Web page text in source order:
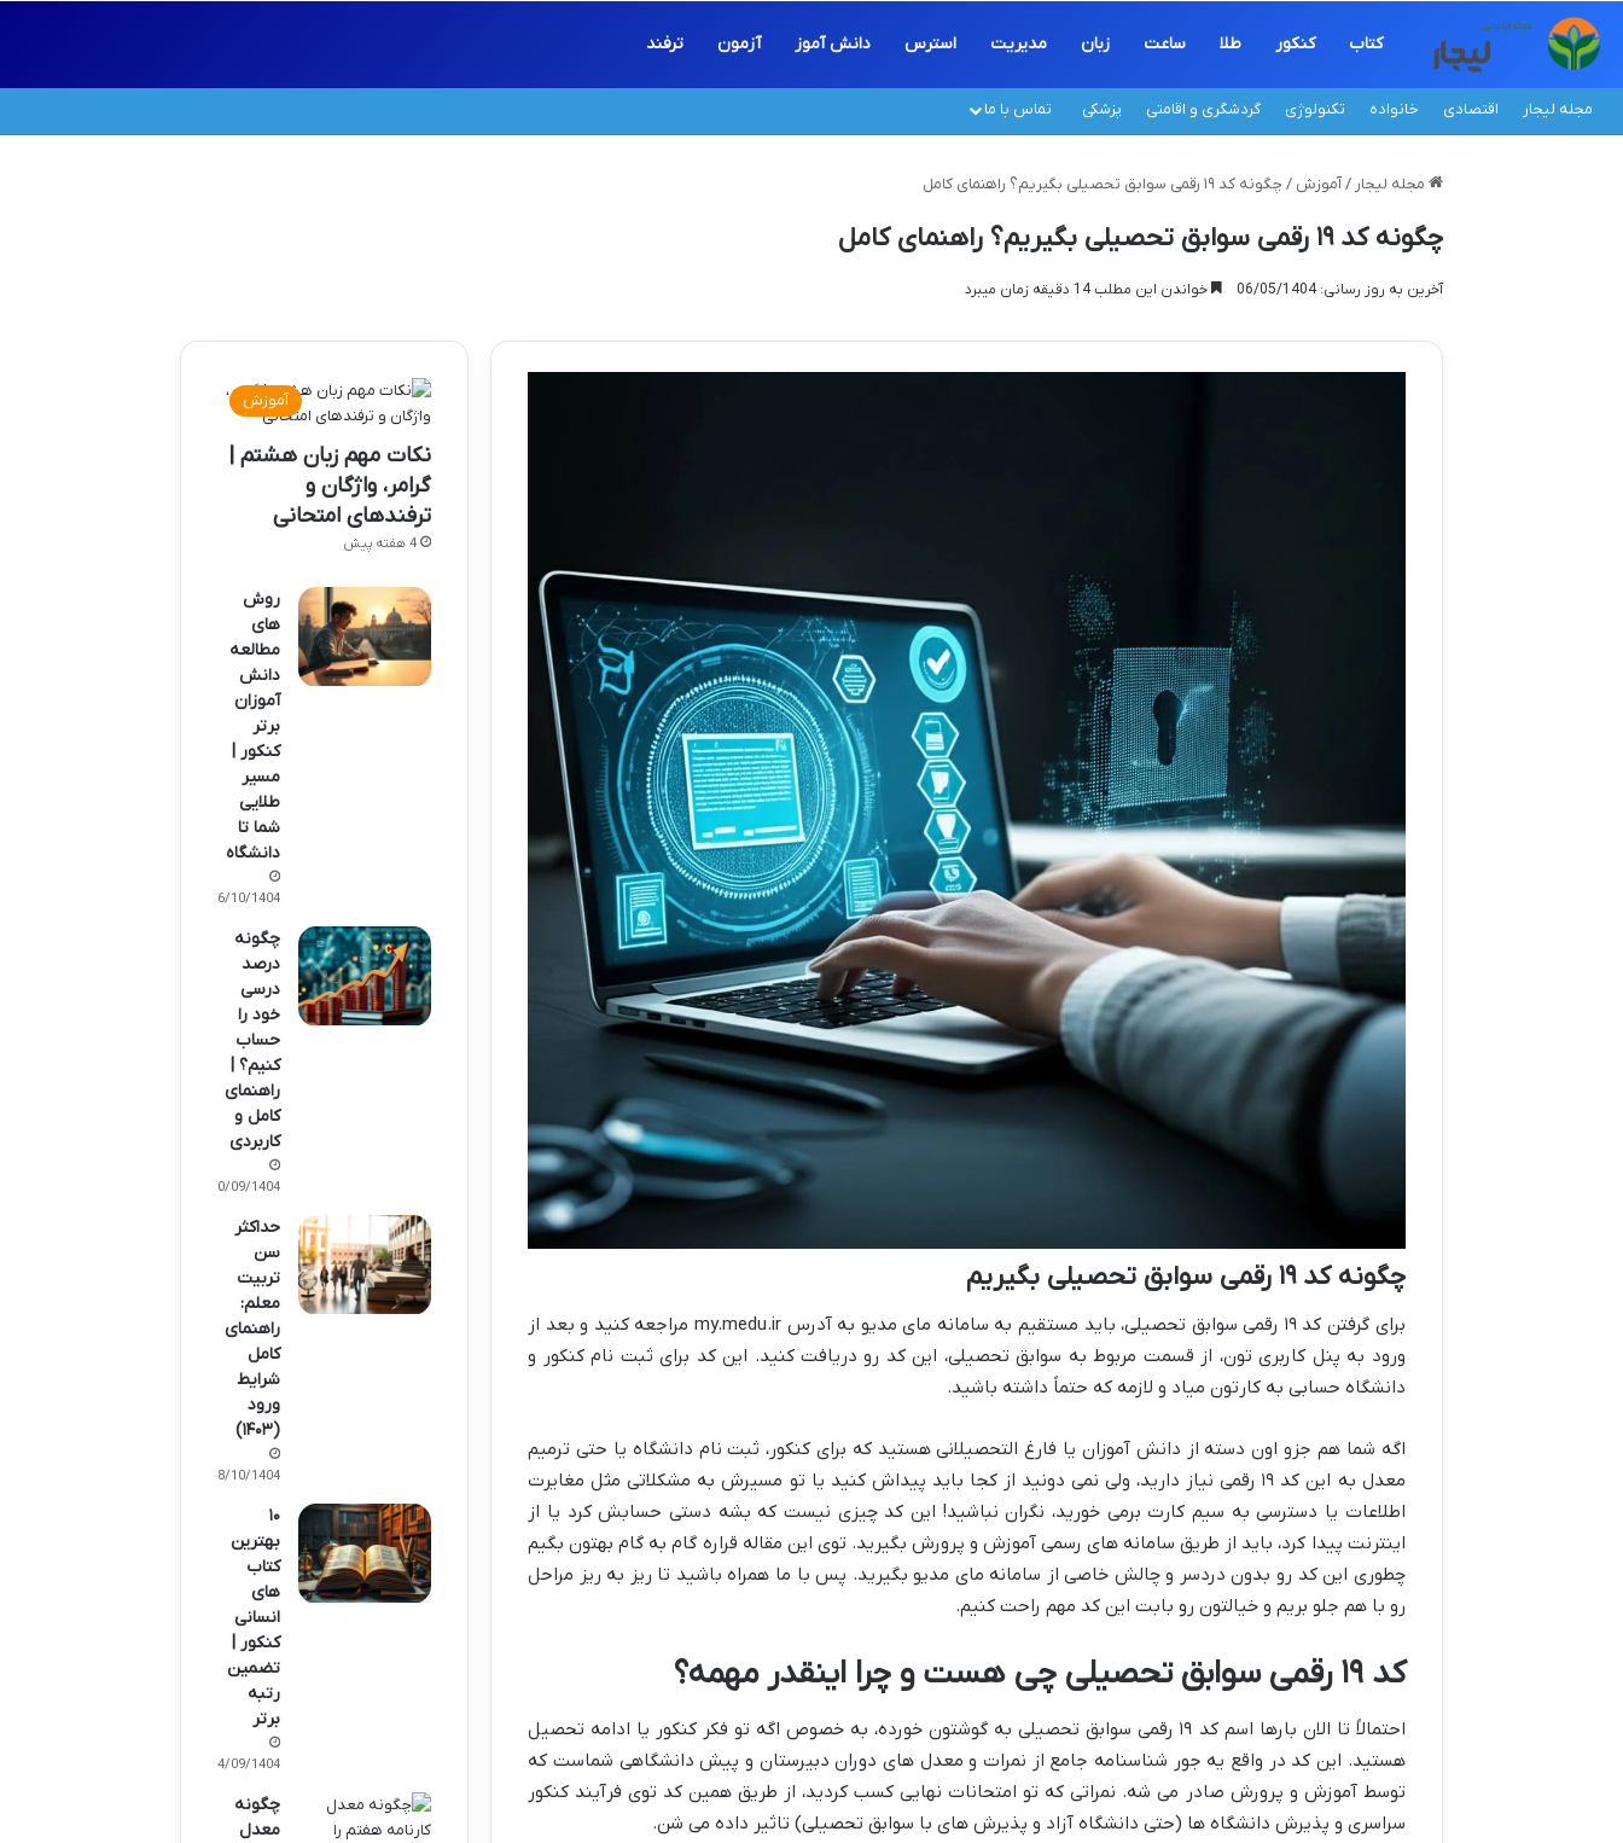
کتاب کنکور طلا ساعت زبان مدیریت استرس دانش آموز آزمون ترفند
مجله لیجار اقتصادی خانواده تکنولوژی گردشگری و اقامتی پزشکی تماس با ما
مجله لیجار / آموزش / چگونه کد ۱۹ رقمی سوابق تحصیلی بگیریم؟ راهنمای کامل
چگونه کد ۱۹ رقمی سوابق تحصیلی بگیریم؟ راهنمای کامل
آخرین به روز رسانی: 06/05/1404 خواندن این مطلب 14 دقیقه زمان میبرد
چگونه کد ۱۹ رقمی سوابق تحصیلی بگیریم
برای گرفتن کد ۱۹ رقمی سوابق تحصیلی، باید مستقیم به سامانه مای مدیو به آدرس my.medu.ir مراجعه کنید و بعد از
ورود به پنل کاربری تون، از قسمت مربوط به سوابق تحصیلی، این کد رو دریافت کنید. این کد برای ثبت نام کنکور و
دانشگاه حسابی به کارتون میاد و لازمه که حتماً داشته باشید.
اگه شما هم جزو اون دسته از دانش آموزان یا فارغ التحصیلانی هستید که برای کنکور، ثبت نام دانشگاه یا حتی ترمیم
معدل به این کد ۱۹ رقمی نیاز دارید، ولی نمی دونید از کجا باید پیداش کنید یا تو مسیرش به مشکلاتی مثل مغایرت
اطلاعات یا دسترسی به سیم کارت برمی خورید، نگران نباشید! این کد چیزی نیست که بشه دستی حسابش کرد یا از
اینترنت پیدا کرد، باید از طریق سامانه های رسمی آموزش و پرورش بگیرید. توی این مقاله قراره گام به گام بهتون بگیم
چطوری این کد رو بدون دردسر و چالش خاصی از سامانه مای مدیو بگیرید. پس با ما همراه باشید تا ریز به ریز مراحل
رو با هم جلو بریم و خیالتون رو بابت این کد مهم راحت کنیم.
کد ۱۹ رقمی سوابق تحصیلی چی هست و چرا اینقدر مهمه؟
احتمالاً تا الان بارها اسم کد ۱۹ رقمی سوابق تحصیلی به گوشتون خورده، به خصوص اگه تو فکر کنکور یا ادامه تحصیل
هستید. این کد در واقع یه جور شناسنامه جامع از نمرات و معدل های دوران دبیرستان و پیش دانشگاهی شماست که
توسط آموزش و پرورش صادر می شه. نمراتی که تو امتحانات نهایی کسب کردید، از طریق همین کد توی فرآیند کنکور
سراسری و پذیرش دانشگاه ها (حتی دانشگاه آزاد و پذیرش های با سوابق تحصیلی) تاثیر داده می شن.
آموزش
نکات مهم زبان هشتم |
گرامر، واژگان و
ترفندهای امتحانی
4 هفته پیش
روش
های
مطالعه
دانش
آموزان
برتر
کنکور |
مسیر
طلایی
شما تا
دانشگاه
06/10/1404
چگونه
درصد
درسی
خود را
حساب
کنیم؟ |
راهنمای
کامل و
کاربردی
20/09/1404
حداکثر
سن
تربیت
معلم:
راهنمای
کامل
شرایط
ورود
(۱۴۰۳)
08/10/1404
۱۰
بهترین
کتاب
های
انسانی
کنکور |
تضمین
رتبه
برتر
14/09/1404
چگونه
معدل